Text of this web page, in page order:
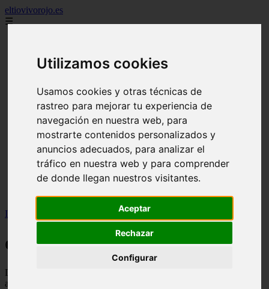
Utilizamos cookies
Usamos cookies y otras técnicas de
rastreo para mejorar tu experiencia de
navegación en nuestra web, para
mostrarte contenidos personalizados y
anuncios adecuados, para analizar el
tráfico en nuestra web y para comprender
de donde llegan nuestros visitantes.
Aceptar
Rechazar
Configurar
eltiovivorojo.es
☰
2016
comidas
espana
huevos
mariscos
otros
postres
producto
venezuela
Inicio
otros
Descubre todas las noticias de la categoría otros. Artículos
actualizados y contenido de calidad en eltiovivorojo.es.